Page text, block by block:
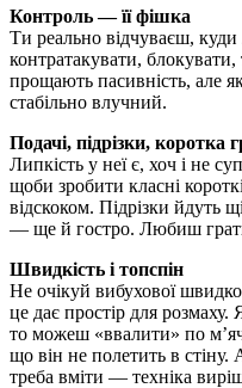
Контроль — її фішка
Ти реально відчуваєш,
контратакувати,
прощають пасивність, але
стабільно влучний.
Подачі, підрізки, коротка
Липкість у неї є, хоч і не
щоби зробити класні
відскоком. Підрізки йдуть
— ще й гостро. Любиш
Швидкість і топспін
Не очікуй вибухової
це дає простір для
то можеш «ввалити» по
що він не полетить в
треба вміти — техніка